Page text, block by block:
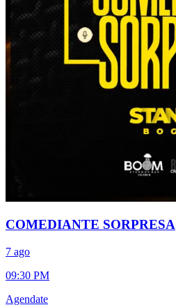
COMEDIANTE SORPRESA
7 ago
09:30 PM
Agendate